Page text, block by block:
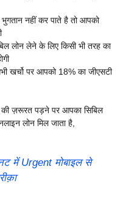
नहीं कर पाते है तो आपको
लोन लेने के लिए किसी भी तरह का
खर्चो पर आपको 18% का जीएसटी
ज़रूरत पड़ने पर आपका सिबिल
लोन मिल जाता है,
में Urgent मोबाइल से